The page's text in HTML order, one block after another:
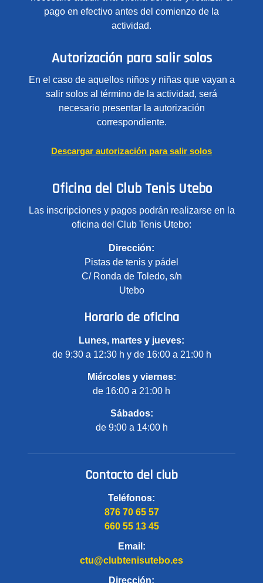
pago en efectivo antes del comienzo de la
actividad.
Autorización para salir solos
En el caso de aquellos niños y niñas que vayan a
salir solos al término de la actividad, será
necesario presentar la autorización
correspondiente.
Descargar autorización para salir solos
Oficina del Club Tenis Utebo
Las inscripciones y pagos podrán realizarse en la
oficina del Club Tenis Utebo:
Dirección:
Pistas de tenis y pádel
C/ Ronda de Toledo, s/n
Utebo
Horario de oficina
Lunes, martes y jueves:
de 9:30 a 12:30 h y de 16:00 a 21:00 h
Miércoles y viernes:
de 16:00 a 21:00 h
Sábados:
de 9:00 a 14:00 h
Contacto del club
Teléfonos:
876 70 65 57
660 55 13 45
Email:
ctu@clubtenisutebo.es
Dirección: